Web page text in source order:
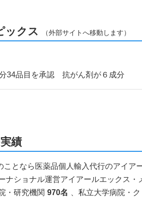
ックス （外部サイトへ移動します）
34品目を承認 抗がん剤が６成分
績
ことなら医薬品個人輸入代行のアイア
ナショナル運営アイアールエックス
・研究機関 970名 、私立大学病院・